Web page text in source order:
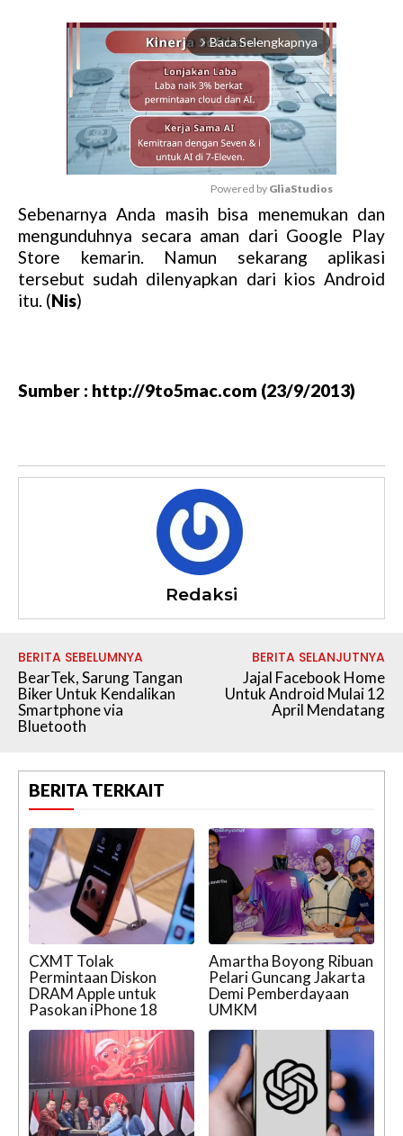
arrow_forward_ios Baca Selengkapnya
M
u
t
e
Powered by GliaStudios
Sebenarnya Anda masih bisa menemukan dan
mengunduhnya secara aman dari Google Play
Store kemarin. Namun sekarang aplikasi
tersebut sudah dilenyapkan dari kios Android
itu. (Nis)
Sumber : http://9to5mac.com (23/9/2013)
Redaksi
BERITA SEBELUMNYA
BearTek, Sarung Tangan
Biker Untuk Kendalikan
Smartphone via
Bluetooth
BERITA SELANJUTNYA
Jajal Facebook Home
Untuk Android Mulai 12
April Mendatang
BERITA TERKAIT
CXMT Tolak
Permintaan Diskon
DRAM Apple untuk
Pasokan iPhone 18
Amartha Boyong Ribuan
Pelari Guncang Jakarta
Demi Pemberdayaan
UMKM